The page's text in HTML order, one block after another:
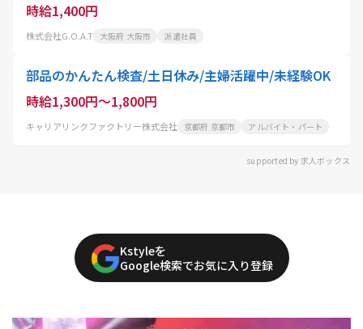
時給1,400円
株式会社G.O.A.T 大阪府 大阪市 派遣社員
部品のかんたん検査/土日休み/主婦活躍中/未経験OK
時給1,300円～1,800円
キャリアリンクファクトリー株式会社 京都府 京都市 アルバイト・パート
supported by 求人ボックス
Kstyleを
Google検索でお気に入り登録